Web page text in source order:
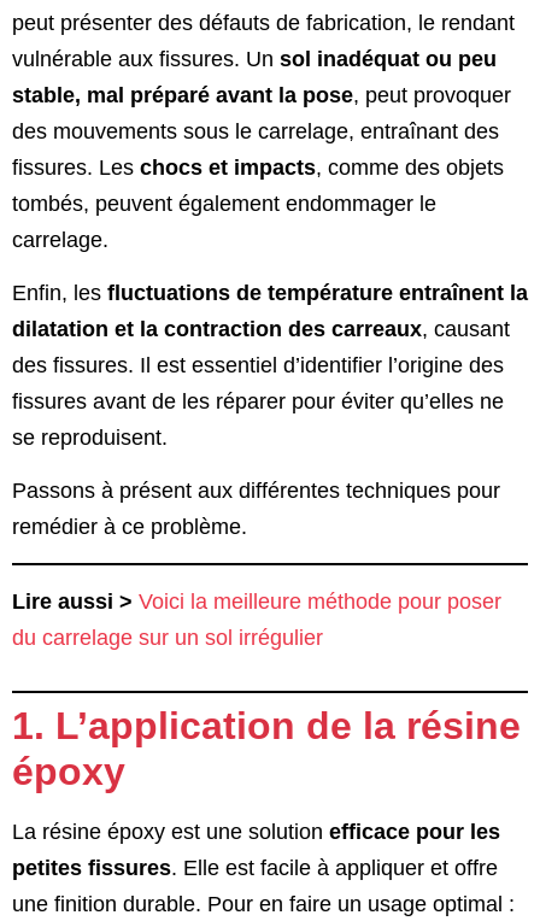
peut présenter des défauts de fabrication, le rendant
vulnérable aux fissures. Un sol inadéquat ou peu
stable, mal préparé avant la pose, peut provoquer
des mouvements sous le carrelage, entraînant des
fissures. Les chocs et impacts, comme des objets
tombés, peuvent également endommager le
carrelage.
Enfin, les fluctuations de température entraînent la
dilatation et la contraction des carreaux, causant
des fissures. Il est essentiel d’identifier l’origine des
fissures avant de les réparer pour éviter qu’elles ne
se reproduisent.
Passons à présent aux différentes techniques pour
remédier à ce problème.
Lire aussi > Voici la meilleure méthode pour poser
du carrelage sur un sol irrégulier
1. L’application de la résine
époxy
La résine époxy est une solution efficace pour les
petites fissures. Elle est facile à appliquer et offre
une finition durable. Pour en faire un usage optimal :